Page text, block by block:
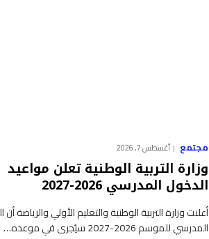
مجتمع أغسطس 7, 2026
وزارة التربية الوطنية تعلن مواعيد
الدخول المدرسي 2026-2027
أعلنت وزارة التربية الوطنية والتعليم الأولي والرياضة
المدرسي للموسم 2026-2027 سيُجرى في موعده…